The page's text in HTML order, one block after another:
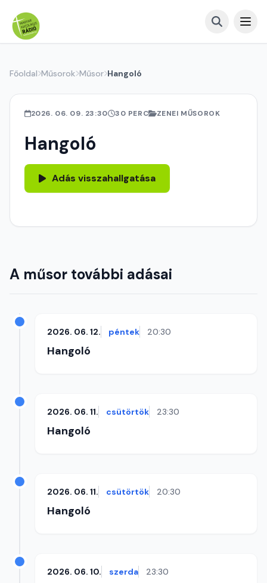
Főoldal Műsorok Műsor Hangoló
2026. 06. 09. 23:30 30 PERC ZENEI MŰSOROK
Hangoló
Adás visszahallgatása
A műsor további adásai
2026. 06. 12. péntek 20:30
Hangoló
2026. 06. 11. csütörtök 23:30
Hangoló
2026. 06. 11. csütörtök 20:30
Hangoló
2026. 06. 10. szerda 23:30